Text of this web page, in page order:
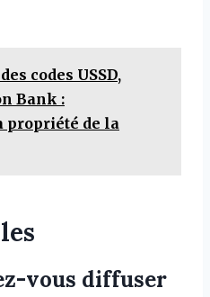
codes USSD,
Bank :
propriété de la
vous diffuser